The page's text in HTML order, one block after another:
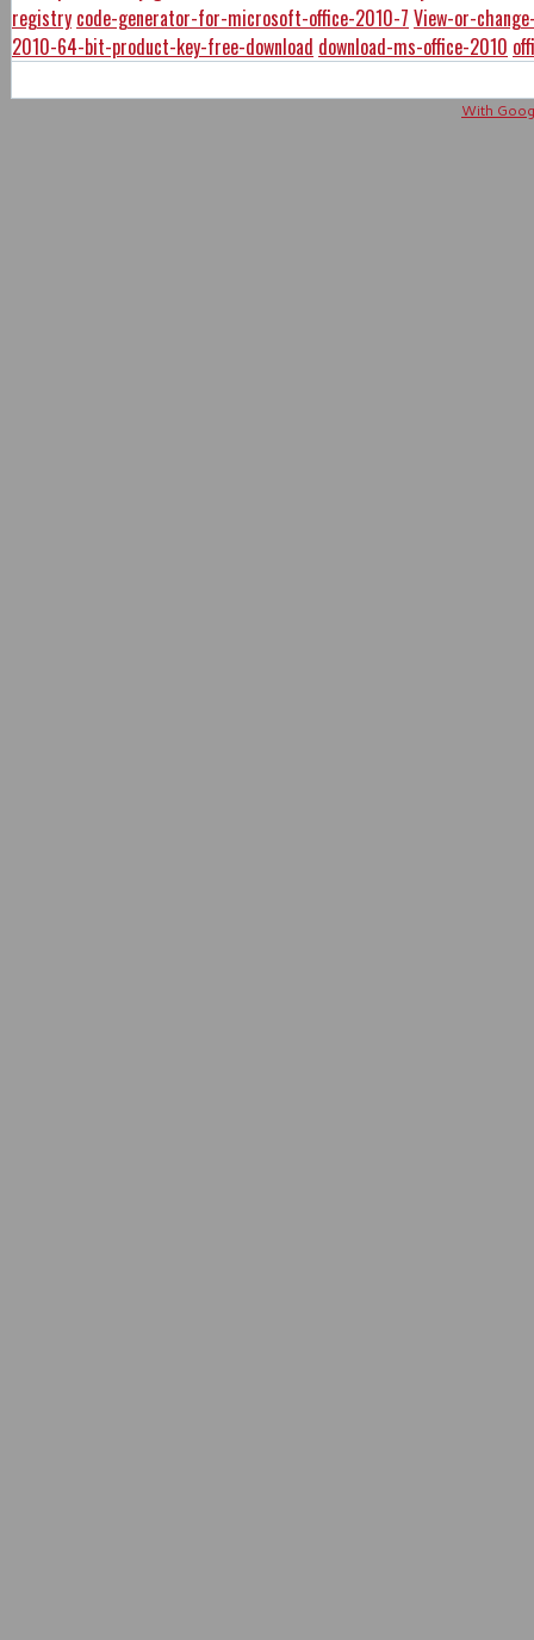
registry code-generator-for-microsoft-office-2010-7 View-or-
2010-64-bit-product-key-free-download download-ms-office-2010
With